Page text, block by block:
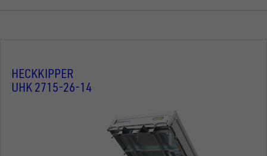
HECKKIPPER
UHK 2715-26-14